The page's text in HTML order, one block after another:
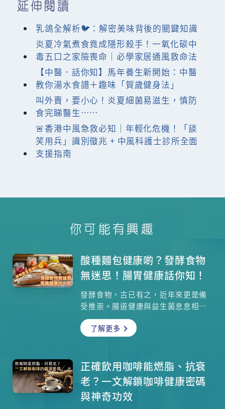
延伸閱讀
乳鴿全解析🐦：解密美味背後的關鍵知識
炎夏冷氣煮食竟成隱形殺手！一氧化碳中
毒五口之家險喪命｜必學家居通風救命法
【中醫．話你知】馬年養生新開始：中醫
教你湯水食譜＋趣味「賀歲健身法」
叫外賣，要小心！炎夏細菌易滋生，慎防
食完睇醫生……
🚨香港中風急救必知｜年輕化危機！「談
笑用兵」識別徵兆 + 中風科護士診所全面
支援指南
你可能有興趣
酸種麵包健康啲？發酵食物
無迷思！腸胃健康話你知！
發酵食物，古已有之，近年來更是備
受推崇。腸道健康與益生菌息息相
關，但益生菌補充並非「越多越
好」。它是否真的如人們所說的那麼
了解更多
正確飲用咖啡能燃脂、抗衰
老？一文解鎖咖啡健康密碼
與神奇功效